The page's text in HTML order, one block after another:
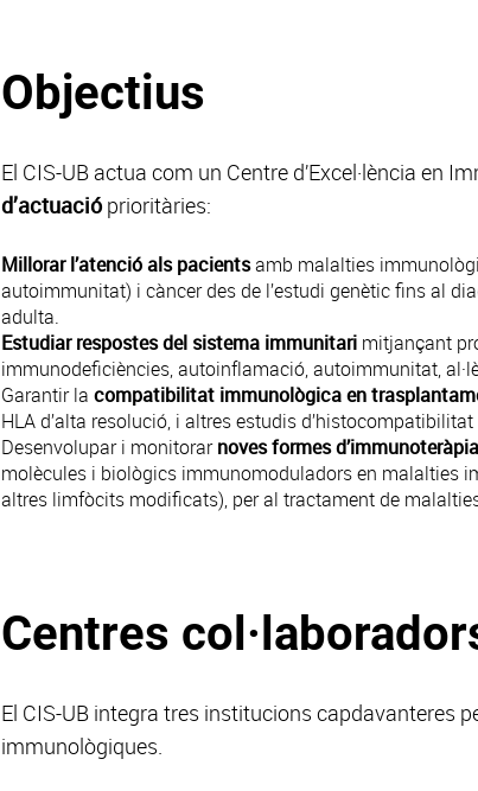
Objectius
El CIS-UB actua com un Centre d’Excel·lència en
d’actuacióprioritàries:
Millorar l’atenció als pacientsamb malalties
autoimmunitat) i càncer des de l’estudi genètic fins al
adulta.
Estudiar respostes del sistema immunitari mitjançant
immunodeficiències, autoinflamació, autoimmunitat,
Garantir la compatibilitat immunològica en
HLA d’alta resolució, i altres estudis
Desenvolupar i monitorarnoves formes d’immunoteràpia
molècules i biològics immunomoduladors en malalties
altres limfòcits modificats), per al tractament de
Centres
El CIS-UB integra tres institucions capdavanteres
immunològiques.